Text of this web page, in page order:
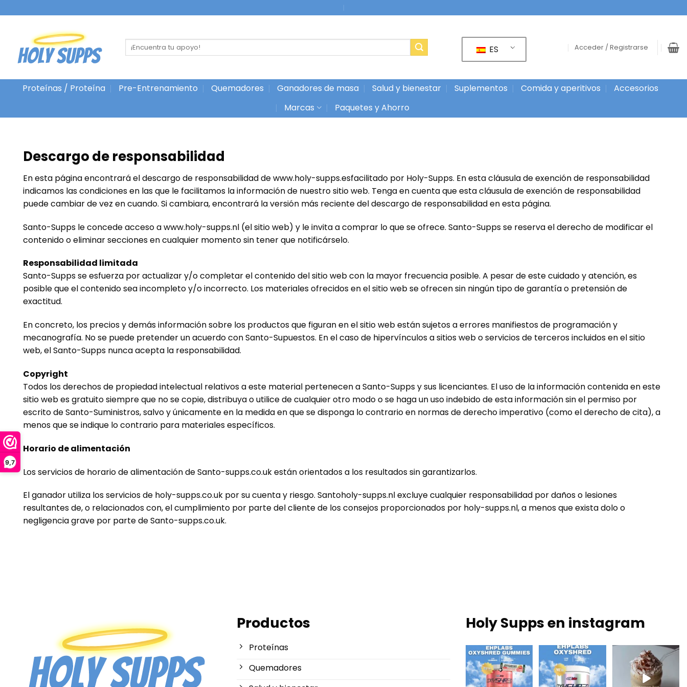
9,7
al
Buscar
por:
ES Acceder / Registrarse
Proteínas / Proteína Pre-Entrenamiento Quemadores Ganadores de masa Salud y bienestar Suplementos Comida y aperitivos
Accesorios
Marcas
Paquetes y Ahorro
Descargo de responsabilidad
En esta página encontrará el descargo de responsabilidad de www.holy-supps.esfacilitado por Holy-Supps. En esta cláusula de exención de responsabilidad
indicamos las condiciones en las que le facilitamos la información de nuestro sitio web. Tenga en cuenta que esta cláusula de exención de responsabilidad
puede cambiar de vez en cuando. Si cambiara, encontrará la versión más reciente del descargo de responsabilidad en esta página.
Santo-Supps le concede acceso a www.holy-supps.nl (el sitio web) y le invita a comprar lo que se ofrece. Santo-Supps se reserva el derecho de modificar el
contenido o eliminar secciones en cualquier momento sin tener que notificárselo.
Responsabilidad limitada
Santo-Supps se esfuerza por actualizar y/o completar el contenido del sitio web con la mayor frecuencia posible. A pesar de este cuidado y atención, es
posible que el contenido sea incompleto y/o incorrecto. Los materiales ofrecidos en el sitio web se ofrecen sin ningún tipo de garantía o pretensión de
exactitud.
En concreto, los precios y demás información sobre los productos que figuran en el sitio web están sujetos a errores manifiestos de programación y
mecanografía. No se puede pretender un acuerdo conSanto-Supuestos. En el caso de hipervínculos a sitios web o servicios de terceros incluidos en el sitio
web, elSanto-Supps nunca acepta la responsabilidad.
Copyright
Todos los derechos de propiedad intelectual relativos a este material pertenecen aSanto-Supps y sus licenciantes. El uso de la información contenida en este
sitio web es gratuito siempre que no se copie, distribuya o utilice de cualquier otro modo o se haga un uso indebido de esta información sin el permiso por
escrito deSanto-Suministros, salvo y únicamente en la medida en que se disponga lo contrario en normas de derecho imperativo (como el derecho de cita), a
menos que se indique lo contrario para materiales específicos.
Horario de alimentación
Los servicios de horario de alimentación deSanto-supps.co.uk están orientados a los resultados sin garantizarlos.
El ganador utiliza los servicios de holy-supps.co.uk por su cuenta y riesgo. Santoholy-supps.nl excluye cualquier responsabilidad por daños o lesiones
resultantes de, o relacionados con, el cumplimiento por parte del cliente de los consejos proporcionados por holy-supps.nl, a menos que exista dolo o
negligencia grave por parte deSanto-supps.co.uk.
Productos
Proteínas
Quemadores
Holy Supps en instagram
Nuevo en Holy Supps
🍬⚡
OxyShred Gummies
de...
¡Bajo en grasas y
150mg de cafeína
por ración! ⚡...
0 2
Nutritivo, rico en
proteínas y perfecto
para...
2 0